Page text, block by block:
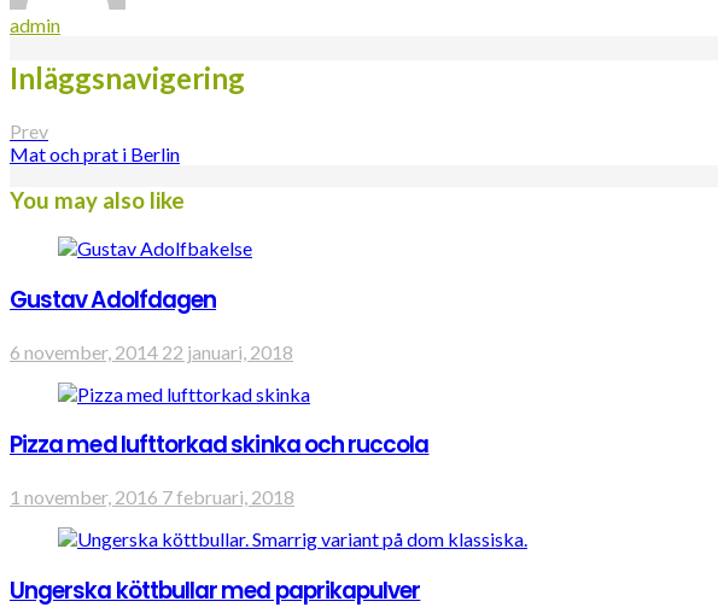
admin
Inläggsnavigering
Prev
Mat och prat i Berlin
You may also like
Gustav Adolfdagen
6 november, 2014 22 januari, 2018
Pizza med lufttorkad skinka och ruccola
1 november, 2016 7 februari, 2018
Ungerska köttbullar med paprikapulver